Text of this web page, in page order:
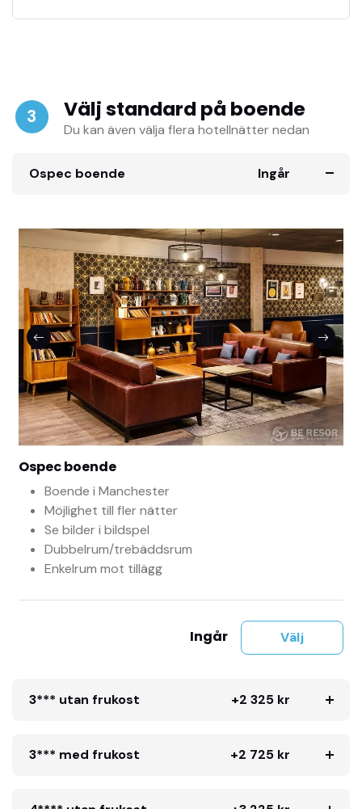
3 Välj standard på boende
Du kan även välja flera hotellnätter nedan
Ospec boende Ingår
Ospec boende
Boende i Manchester
Möjlighet till fler nätter
Se bilder i bildspel
Dubbelrum/trebäddsrum
Enkelrum mot tillägg
Ingår Välj
3*** utan frukost +2 325 kr
3*** med frukost +2 725 kr